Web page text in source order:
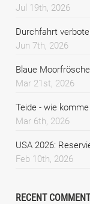
Jul 19th, 2026
Durchfahrt
Jun 7th, 2026
Blaue
Mar 21st, 2026
Teide - wie
Mar 6th, 2026
USA 2026:
Feb 10th, 2026
RECENT